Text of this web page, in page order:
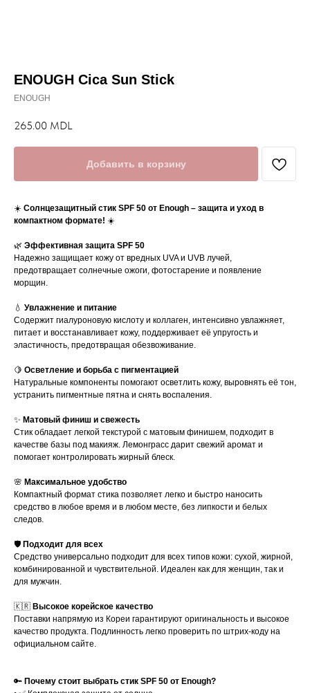
ENOUGH Cica Sun Stick
ENOUGH
265.00 MDL
Добавить в корзину
☀️ Солнцезащитный стик SPF 50 от Enough – защита и уход в
компактном формате! ☀️
🌿 Эффективная защита SPF 50
Надежно защищает кожу от вредных UVA и UVB лучей,
предотвращает солнечные ожоги, фотостарение и появление
морщин.
💧 Увлажнение и питание
Содержит гиалуроновую кислоту и коллаген, интенсивно увлажняет,
питает и восстанавливает кожу, поддерживает её упругость и
эластичность, предотвращая обезвоживание.
🍋 Осветление и борьба с пигментацией
Натуральные компоненты помогают осветлить кожу, выровнять её тон,
устранить пигментные пятна и снять воспаления.
✨ Матовый финиш и свежесть
Стик обладает легкой текстурой с матовым финишем, подходит в
качестве базы под макияж. Лемонграсс дарит свежий аромат и
помогает контролировать жирный блеск.
🌸 Максимальное удобство
Компактный формат стика позволяет легко и быстро наносить
средство в любое время и в любом месте, без липкости и белых
следов.
🛡️ Подходит для всех
Средство универсально подходит для всех типов кожи: сухой, жирной,
комбинированной и чувствительной. Идеален как для женщин, так и
для мужчин.
🇰🇷 Высокое корейское качество
Поставки напрямую из Кореи гарантируют оригинальность и высокое
качество продукта. Подлинность легко проверить по штрих-коду на
официальном сайте.
🔑 Почему стоит выбрать стик SPF 50 от Enough?